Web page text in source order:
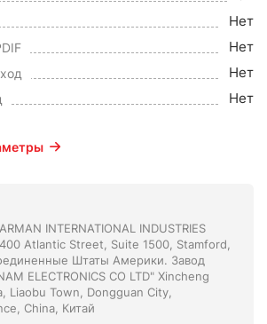
Нет
Нет
Нет
Нет
INTERNATIONAL INDUSTRIES
400 Atlantic Street, Suite 1500, Stamford,
Штаты Америки. Завод
ELECTRONICS CO LTD" Хincheng
Liaobu Town, Dongguan City,
China, Китай